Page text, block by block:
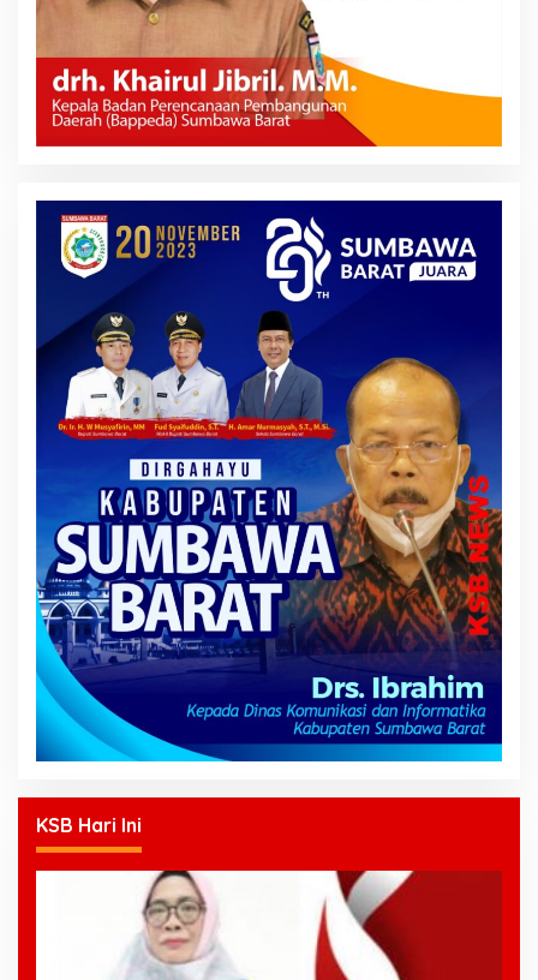
KSB Hari Ini